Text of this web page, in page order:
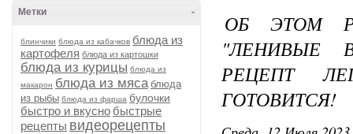
-
Метки
блинчики блюда из кабачков блюда из
картофеля блюда из картошки
блюда из курицы блюда из
макарон блюда из мяса блюда
из рыбы блюда из фарша булочки
быстро и вкусно быстрые
рецепты видеорецепты
ОБ ЭТОМ
"ЛЕНИВЫЕ
РЕЦЕПТ
ГОТОВИТСЯ!